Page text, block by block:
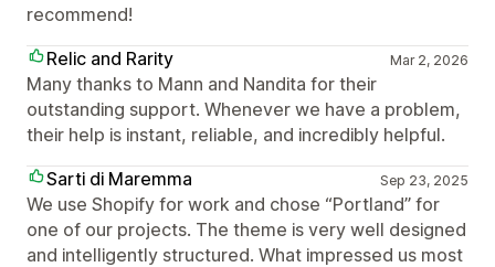
recommend!
Relic and Rarity
Mar 2, 2026
Many thanks to Mann and Nandita for their
outstanding support. Whenever we have a problem,
their help is instant, reliable, and incredibly helpful.
Sarti di Maremma
Sep 23, 2025
We use Shopify for work and chose “Portland” for
one of our projects. The theme is very well designed
and intelligently structured. What impressed us most